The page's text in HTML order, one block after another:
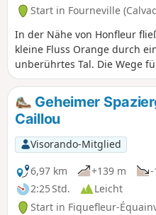
Start in Fourneville
In der Nähe von Honfleur
kleine Fluss Orange durch
unberührtes Tal. Die Wege
durch eine Landschaft mit
umgebenen Wiesen und
Fachwerkhäusern, ein echtes
Konzentrat der Normandie.
Geheimer
Caillou
Visorando-Mitglied
6,97 km
+139 m
-
2:25 Std.
Leicht
Start in Fiquefleur-